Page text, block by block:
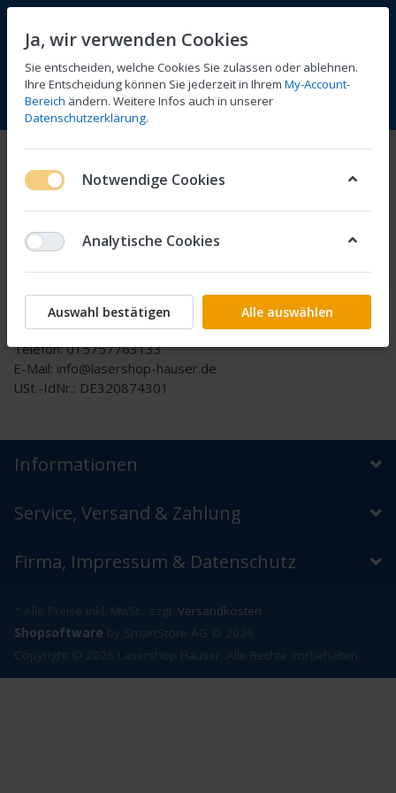
Menü Anmelden Vergleichen Wunschliste
1
Impressum
http://www.lasershop-hauser.de ist ein kommerzielles
Angebot der
Patrick Hauser Laserbearbeitung
In der Bannhalde 48
74343 Sachsenheim
Geschäftsführer: Patrick Hauser
Verantwortlich für den Inhalt der Website: Patrick Hauser
Telefon: 015757763133
E-Mail: info@lasershop-hauser.de
USt.-IdNr.: DE320874301
Informationen
Service, Versand & Zahlung
Firma, Impressum & Datenschutz
* Alle Preise inkl. MwSt., zzgl. Versandkosten
Shopsoftware by SmartStore AG © 2026
Copyright © 2026 Lasershop Hauser. Alle Rechte vorbehalten.
Ja, wir verwenden Cookies
Sie entscheiden, welche Cookies Sie zulassen oder ablehnen.
Ihre Entscheidung können Sie jederzeit in Ihrem My-Account-
Bereich ändern. Weitere Infos auch in unserer
Datenschutzerklärung.
Notwendige Cookies
Analytische Cookies
Auswahl bestätigen Alle auswählen